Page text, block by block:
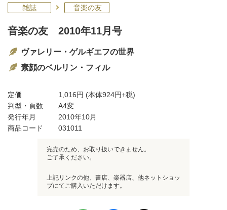
雑誌 音楽の友
音楽の友 2010年11月号
ヴァレリー・ゲルギエフの世界
素顔のベルリン・フィル
定価 1,016円 (本体924円+税)
判型・頁数
A4変
発行年月
2010年10月
商品コード
031011
完売のため、お取り扱いできません。
ご了承ください。
上記リンクの他、書店、楽器店、他ネットショッ
プにてご購入いただけます。